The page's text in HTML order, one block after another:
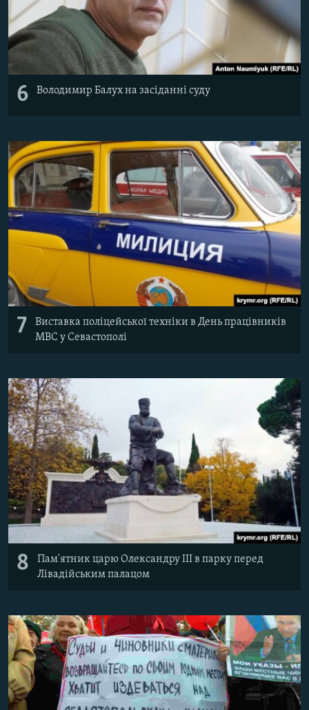
6 Володимир Балух на засіданні суду
7
Виставка поліцейської техніки в День працівників
МВС у Севастополі
8
Пам'ятник царю Олександру III в парку перед
Лівадійським палацом